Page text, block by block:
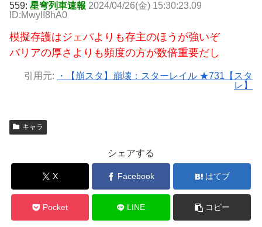
559: 星穹列車速報 2024/04/26(金) 15:30:23.09
ID:MwylI8hA0
模擬存護はジェパよりも存主のほうが強いぞ
バリアの厚さよりも頻度の方が数倍重要だし
引用元:
・【崩スタ】崩壊：スターレイル ★731【スタ
レ】
キャラ
シェアする
X Facebook はてブ
Pocket LINE コピー